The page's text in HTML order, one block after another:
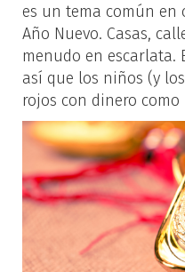
es un tema común en
Año Nuevo. Casas,
menudo en escarlata.
así que los niños (y
rojos con dinero como